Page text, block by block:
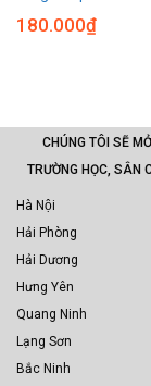
180.000₫
CHÚNG TÔI SẼ
TRƯỜNG HỌC, SÂN
Hà Nội
Hải Phòng
Hải Dương
Hưng Yên
Quang Ninh
Lạng Sơn
Bắc Ninh